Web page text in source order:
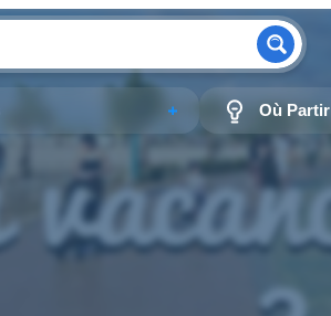
Où Partir